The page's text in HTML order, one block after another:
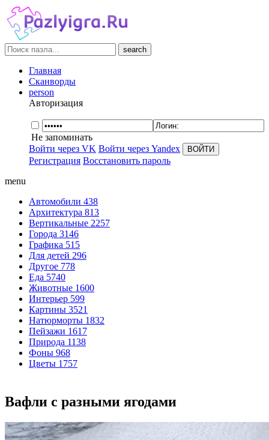
search
Главная
Сканворды
person
Авторизация
Не запоминать
Войти через VK Войти через Yandex
Регистрация Восстановить пароль
menu
Автомобили 438
Архитектура 813
Вертикальные 2257
Города 3146
Графика 515
Для детей 296
Другое 778
Еда 5740
Животные 1600
Интерьер 599
Картины 3521
Натюрморты 1832
Пейзажи 1617
Природа 1138
Фоны 968
Цветы 1757
Вафли с разными ягодами